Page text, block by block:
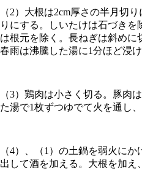
（2）大根は2cm厚さの半月切
りにする。しいたけは石づき
は根元を除く。長ねぎは斜めに
春雨は沸騰した湯に1分ほど浸
（3）鶏肉は小さく切る。豚肉
た湯で1枚ずつゆでて火を通し、
（4）、（1）の土鍋を弱火に
出して酒を加える。大根を加